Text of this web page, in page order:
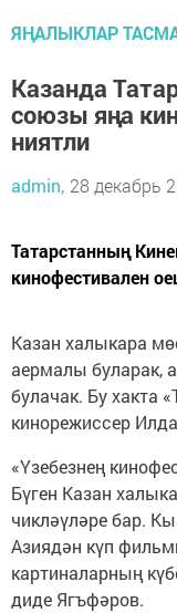
ЯҢАЛЫКЛАР
Казанда
союзы яңа
ниятли
admin, 28 декабрь
Татарстанның
кинофестивален
Казан халыкара
аермалы буларак,
булачак. Бу хакта
кинорежиссер
«Үзебезнең
Бүген Казан
чикләүләре бар.
Азиядән күп
картиналарның
диде Ягъфәров.